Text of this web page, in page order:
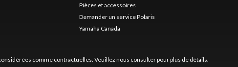
Pièces et accessoires
Demander un service Polaris
Yamaha Canada
comme contractuelles. Veuillez nous consulter pour plus de détails.